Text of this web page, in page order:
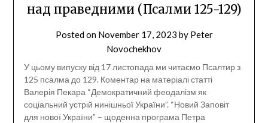
над праведними (Псалми 125-129)
Posted on November 17, 2023 by Peter
Novochekhov
У цьому випуску від 17 листопада ми читаємо Псалтир з
125 псалма до 129. Коментар на матеріалі статті
Валерія Пекара “Демократичний феодалізм як
соціальний устрій нинішньої України”. “Новий Заповіт
для нової України” – щоденна програма Петра